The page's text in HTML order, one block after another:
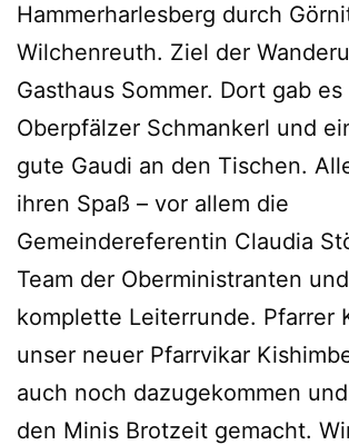
Hammerharlesberg durch
Wilchenreuth. Ziel der
Gasthaus Sommer. Dort gab
Oberpfälzer Schmankerl und
gute Gaudi an den Tischen.
ihren Spaß – vor allem die
Gemeindereferentin Claudia
Team der Oberministranten
komplette Leiterrunde. Pfarrer
unser neuer Pfarrvikar
auch noch dazugekommen
den Minis Brotzeit gemacht.